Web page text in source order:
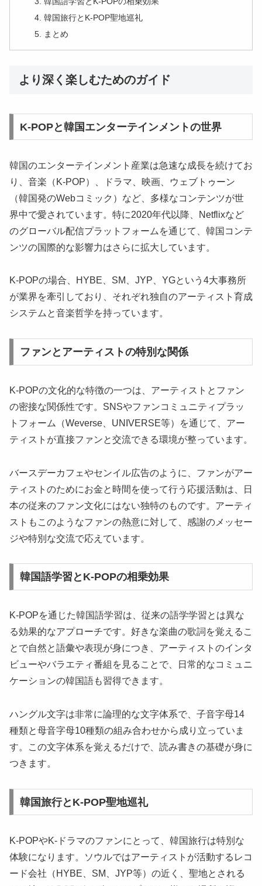
韓国旅行とK-POP聖地巡礼
まとめ
より深く楽しむためのガイド
K-POPと韓国エンターテインメントの世界
韓国のエンターテインメント産業は急速な成長を続けてお
り、音楽（K-POP）、ドラマ、映画、ウェブトゥーン
（韓国発のWebコミック）など、多様なコンテンツが世
界中で愛されています。特に2020年代以降、Netflixなど
のグローバル配信プラットフォームを通じて、韓国コンテ
ンツの国際的な影響力はさらに拡大しています。
K-POPの場合、HYBE、SM、JYP、YGという4大事務所
が業界を牽引しており、それぞれ独自のアーティスト育成
システムと音楽哲学を持っています。
ファンとアーティストの特別な関係
K-POPの文化的な特徴の一つは、アーティストとファン
の密接な関係性です。SNSやファンコミュニティプラッ
トフォーム（Weverse、UNIVERSE等）を通じて、アー
ティストが直接ファンと交流できる環境が整っています。
バースデーカフェやセンイル広告のように、ファンがアー
ティストのためにお金と時間を使って行う応援活動は、日
本の従来のファン文化にはない独特のものです。アーティ
ストもこのようなファンの熱意に対して、感謝のメッセー
ジや特別な交流で応えています。
韓国語学習とK-POPの相乗効果
K-POPを通じた韓国語学習は、従来の語学学習とは異な
る効果的なアプローチです。好きな楽曲の歌詞を覚えるこ
とで自然と語彙や表現が身につき、アーティストのインタ
ビューやバラエティ番組を見ることで、日常的なコミュニ
ケーションの韓国語も習得できます。
ハングル文字は非常に論理的な文字体系で、子音字母14
種類と母音字母10種類の組み合わせから成り立っていま
す。この文字体系を覚えるだけで、読み書きの基礎が身に
つきます。
韓国旅行とK-POP聖地巡礼
K-POPやK-ドラマのファンにとって、韓国旅行は特別な
体験になります。ソウルではアーティストが活動するレコ
ード会社（HYBE、SM、JYP等）の近く、聖地とされる